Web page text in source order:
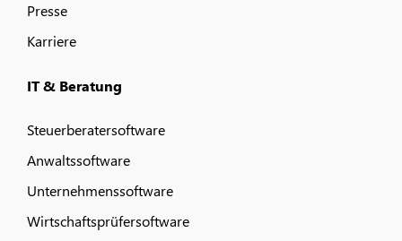
Presse
Karriere
IT & Beratung
Steuerberatersoftware
Anwaltssoftware
Unternehmenssoftware
Wirtschaftsprüfersoftware